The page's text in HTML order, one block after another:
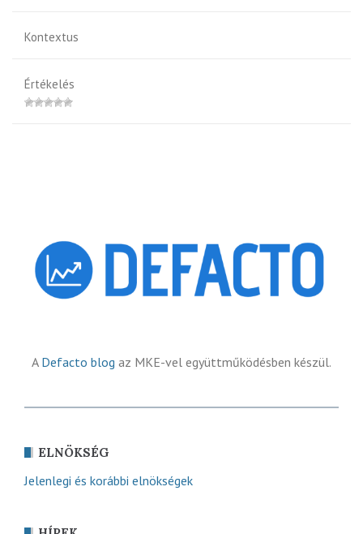
Kontextus
Értékelés
A Defacto blog az MKE-vel együttműködésben készül.
ELNÖKSÉG
Jelenlegi és korábbi elnökségek